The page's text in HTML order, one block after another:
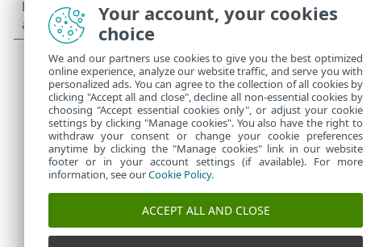
El dominio
dirección
dominio
Dominios de
(address.info
Your account, your cookies
choice
We and our partners use cookies to give you the best optimized
online experience, analyze our website traffic, and serve you with
personalized ads. You can agree to the collection of all cookies by
clicking "Accept all and close", decline all non-essential cookies by
choosing "Accept essential cookies only", or adjust your cookie
settings by clicking "Manage cookies". You also have the right to
withdraw your consent or change your cookie preferences
anytime by clicking the "Manage cookies" link in our website
footer or in your account settings (if available). For more
information, see ourCookie Policy.
ACCEPT ALL AND CLOSE